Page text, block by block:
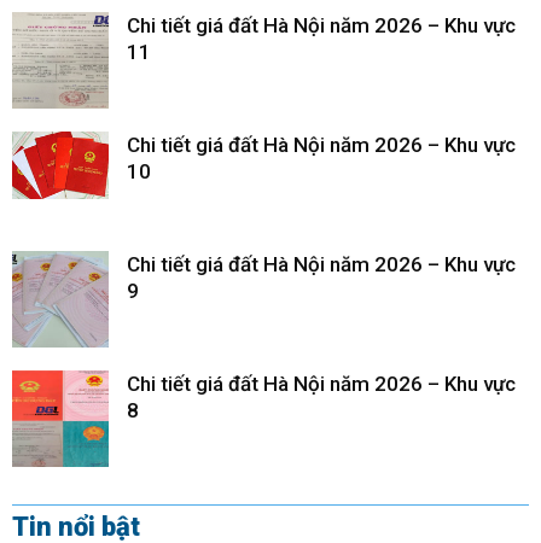
Chi tiết giá đất Hà Nội năm 2026 – Khu vực
11
Chi tiết giá đất Hà Nội năm 2026 – Khu vực
10
Chi tiết giá đất Hà Nội năm 2026 – Khu vực
9
Chi tiết giá đất Hà Nội năm 2026 – Khu vực
8
Tin nổi bật